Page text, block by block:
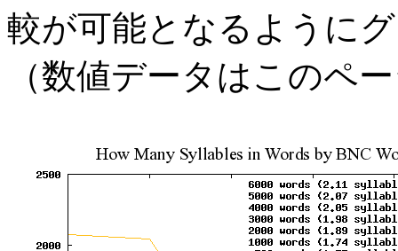
較が可能となるように
（数値データはこのペ